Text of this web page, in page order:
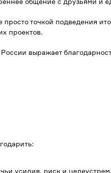
точкой подведения
проектов.
выражает
усилия, риск и